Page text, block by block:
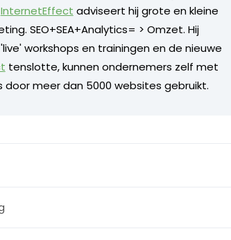
InternetEffect adviseert hij grote en kleine
SEO+SEA+Analytics= > Omzet. Hij
workshops en trainingen en de nieuwe
tenslotte, kunnen ondernemers zelf met
door meer dan 5000 websites gebruikt.